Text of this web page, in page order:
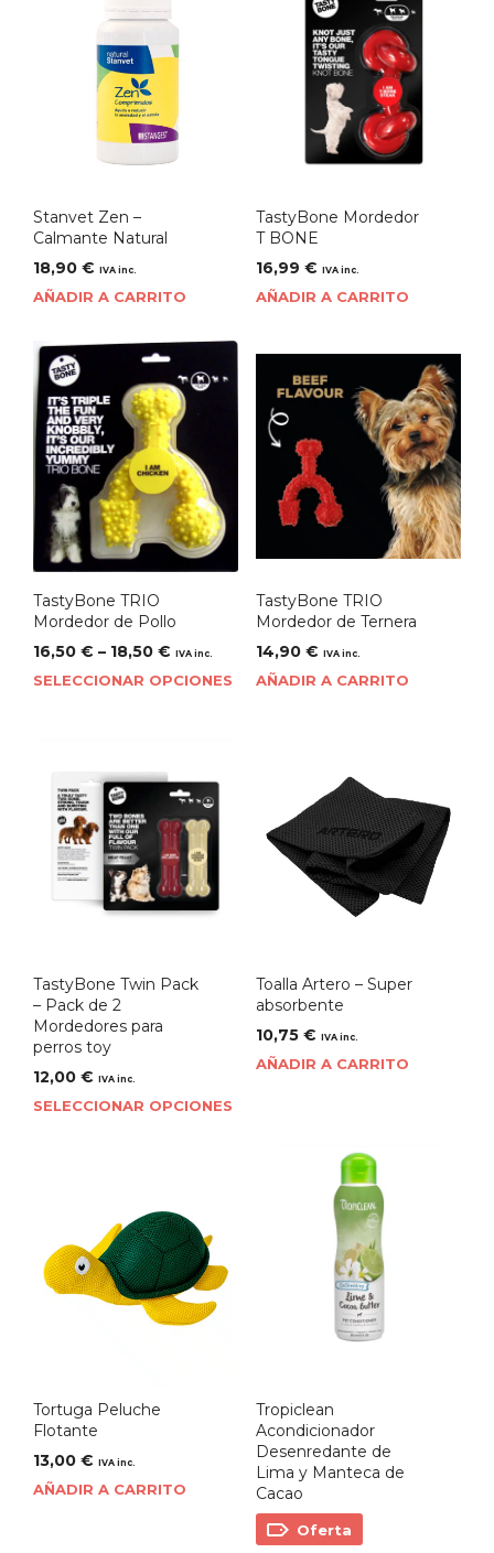
Stanvet Zen –
Calmante Natural
18,90 € IVA inc.
AÑADIR A CARRITO
TastyBone Mordedor
T BONE
16,99 € IVA inc.
AÑADIR A CARRITO
TastyBone TRIO
Mordedor de Pollo
16,50 € – 18,50 € IVA inc.
SELECCIONAR OPCIONES
TastyBone TRIO
Mordedor de Ternera
14,90 € IVA inc.
AÑADIR A CARRITO
TastyBone Twin Pack
– Pack de 2
Mordedores para
perros toy
12,00 € IVA inc.
SELECCIONAR OPCIONES
Toalla Artero – Super
absorbente
10,75 € IVA inc.
AÑADIR A CARRITO
Tortuga Peluche
Flotante
13,00 € IVA inc.
AÑADIR A CARRITO
Tropiclean
Acondicionador
Desenredante de
Lima y Manteca de
Cacao
Oferta